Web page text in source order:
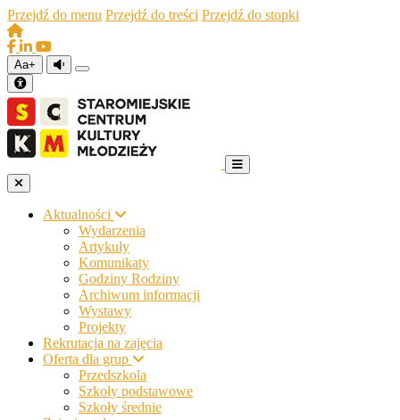
Przejdź do menu Przejdź do treści Przejdź do stopki
Aa+
Aktualności
Wydarzenia
Artykuły
Komunikaty
Godziny Rodziny
Archiwum informacji
Wystawy
Projekty
Rekrutacja na zajęcia
Oferta dla grup
Przedszkola
Szkoły podstawowe
Szkoły średnie